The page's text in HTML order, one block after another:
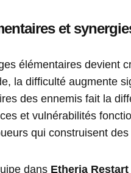
et
élémentaires devient
la difficulté augmente
des ennemis fait la
et vulnérabilités
qui construisent
dans Etheria Restart